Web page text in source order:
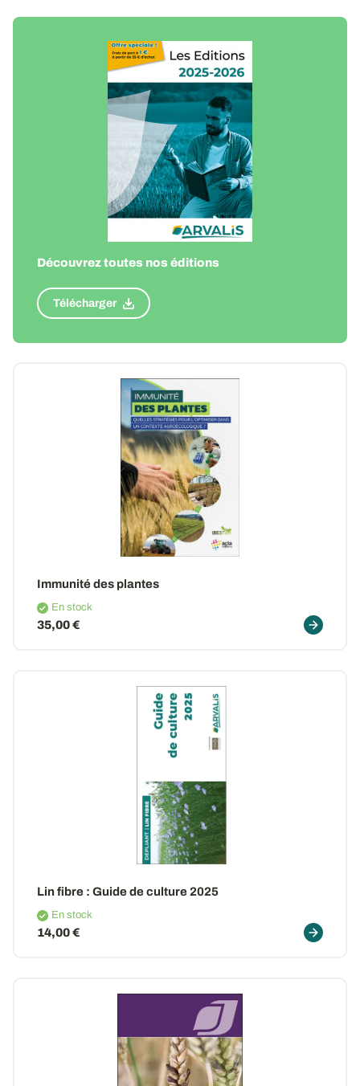
Découvrez toutes nos éditions
Télécharger
Immunité des plantes
En stock
35,00 €
Lin fibre : Guide de culture 2025
En stock
14,00 €